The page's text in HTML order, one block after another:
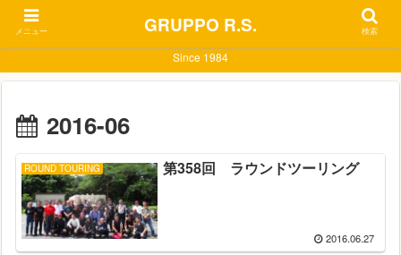
Since 1984
2016-06
ROUND TOURING 第358回 ラウンドツーリング
2016.06.27
メニュー GRUPPO R.S. 検索